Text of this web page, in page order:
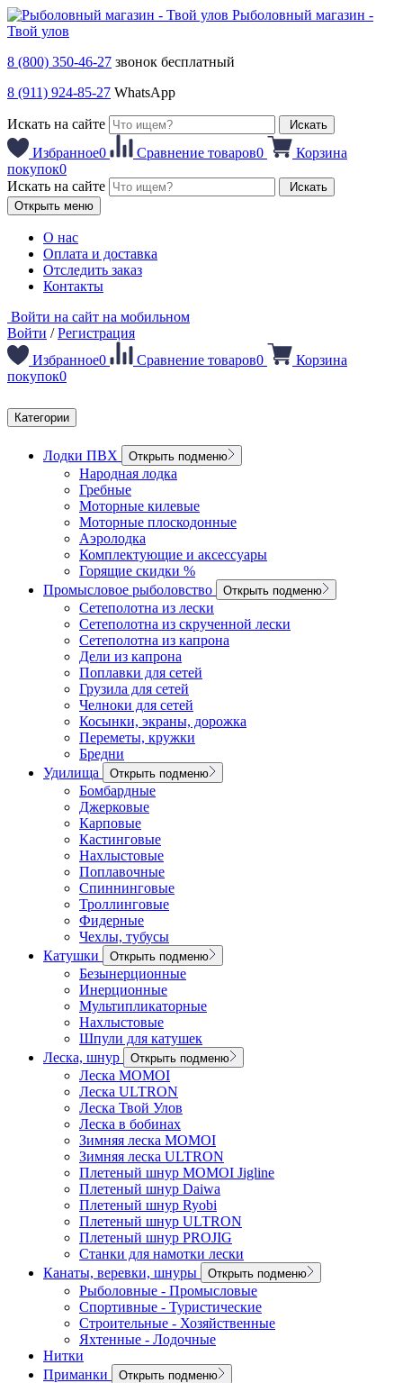
Рыболовный магазин -
Твой улов
8 (800) 350-46-27 звонок бесплатный
8 (911) 924-85-27 WhatsApp
Искать на сайте Искать
Избранное0 Сравнение товаров0
Корзина
покупок0
Искать на сайте
Искать
Открыть меню
О нас
Оплата и доставка
Отследить заказ
Контакты
Войти на сайт на мобильном
Войти /Регистрация
Избранное0 Сравнение товаров0
Корзина
покупок0
Категории
Лодки ПВХ Открыть подменю
Народная лодка
Гребные
Моторные килевые
Моторные плоскодонные
Аэролодка
Комплектующие и аксессуары
Горящие скидки %
Промысловое рыболовство
Открыть подменю
Сетеполотна из лески
Сетеполотна из скрученной лески
Сетеполотна из капрона
Дели из капрона
Поплавки для сетей
Грузила для сетей
Челноки для сетей
Косынки, экраны, дорожка
Переметы, кружки
Бредни
Удилища
Открыть подменю
Бомбардные
Джерковые
Карповые
Кастинговые
Нахлыстовые
Поплавочные
Спиннинговые
Троллинговые
Фидерные
Чехлы, тубусы
Катушки
Открыть подменю
Безынерционные
Инерционные
Мультипликаторные
Нахлыстовые
Шпули для катушек
Леска, шнур
Открыть подменю
Леска MOMOI
Леска ULTRON
Леска Твой Улов
Леска в бобинах
Зимняя леска MOMOI
Зимняя леска ULTRON
Плетеный шнур MOMOI Jigline
Плетеный шнур Daiwa
Плетеный шнур Ryobi
Плетеный шнур ULTRON
Плетеный шнур PROJIG
Станки для намотки лески
Канаты, веревки, шнуры
Открыть подменю
Рыболовные - Промысловые
Спортивные - Туристические
Строительные - Хозяйственные
Яхтенные - Лодочные
Нитки
Приманки
Открыть подменю